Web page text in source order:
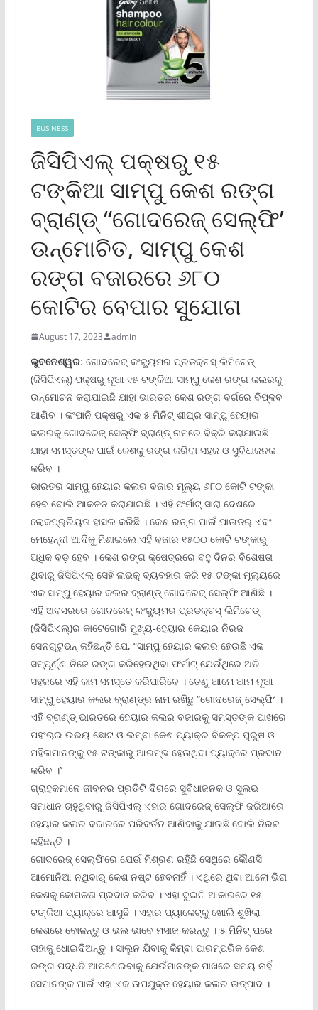
BUSINESS
ଜିସିପିଏଲ୍ ପକ୍ଷରୁ ୧୫
ଟଙ୍କିଆ ସାମ୍ପୁ କେଶ ରଙ୍ଗ
ବ୍ରାଣ୍ଡ୍ “ଗୋଦରେଜ୍ ସେଲ୍‌ଫି’
ଉନ୍ମୋଚିତ, ସାମ୍ପୁ କେଶ
ରଙ୍ଗ ବଜାରରେ ୬୮୦
କୋଟିର ବେପାର ସୁଯୋଗ
August 17, 2023 admin
ଭୁବନେଶ୍ୱର: ଗୋଦରେଜ୍ କଂଜ୍ୟୁମର ପ୍ରଡକ୍ଟସ୍ ଲିମିଟେଡ୍
(ଜିସିପିଏଲ୍‌) ପକ୍ଷରୁ ନୂଆ ୧୫ ଟଙ୍କିଆ ସାମ୍ପୁ କେଶ ରଙ୍ଗ କଲରକୁ
ଉନ୍ମୋଚନ କରାଯାଇଛି ଯାହା ଭାରତର କେଶ ରଙ୍ଗ ବର୍ଗରେ ବିପ୍ଳବ
ଆଣିବ । କଂପାନି ପକ୍ଷରୁ ଏକ ୫ ମିନିଟ୍ ଶୀଘ୍ର ସାମ୍ପୁ ହେୟାର
କଲରକୁ ଗୋଦରେଜ୍ ସେଲ୍‌ଫି ବ୍ରାଣ୍ଡ୍ ନାମରେ ବିକ୍ରି କରାଯାଉଛି
ଯାହା ସମସ୍ତଙ୍କ ପାଇଁ କେଶକୁ ରଙ୍ଗ କରିବା ସହଜ ଓ ସୁବିଧାଜନକ
କରିବ ।
ଭାରତର ସାମ୍ପୁ ହେୟାର କଲର ବଜାର ମୂଲ୍ୟ ୬୮୦ କୋଟି ଟଙ୍କା
ହେବ ବୋଲି ଆକଳନ କରାଯାଇଛି । ଏହି ଫର୍ମାଟ୍ ସାରା ଦେଶରେ
ଲୋକପ୍ର୍ରିୟତା ହାସଲ କରିଛି । କେଶ ରଙ୍ଗ ପାଇଁ ପାଉଡର୍ ଏବଂ
ମେହେନ୍ଦୀ ଆଦିକୁ ମିଶାଇଲେ ଏହି ବଜାର ୧୫୦୦ କୋଟି ଟଙ୍କାରୁ
ଅଧିକ ବଡ଼ ହେବ । କେଶ ରଙ୍ଗ କ୍ଷେତ୍ରରେ ବହୁ ଦିନର ବିଶେଷତା
ଥିବାରୁ ଜିସିପିଏଲ୍ ସେହି ଲାଭକୁ ବ୍ୟବହାର କରି ୧୫ ଟଙ୍କା ମୂଲ୍ୟରେ
ଏକ ସାମ୍ପୁ ହେୟାର କଲର ବ୍ରାଣ୍ଡ୍ ଗୋଦରେଜ୍ ସେଲ୍‌ଫି ଆଣିଛି ।
ଏହି ଅବସରରେ ଗୋଦରେଜ୍ କଂଜ୍ୟୁମର ପ୍ରଡକ୍ଟସ୍ ଲିମିଟେଡ୍
(ଜିସିପିଏଲ୍‌)ର କାଟେଗୋରି ମୁଖ୍ୟ-ହେୟାର କେୟାର ନିରଜ
ସେନଗୁଟୁଭନ୍ କହିଛନ୍ତି ଯେ, “ସାମ୍ପୁ ହେୟାର କଲର ହେଉଛି ଏକ
ସମ୍ପୂର୍ଣ୍ଣ ନିଜେ ରଙ୍ଗ କରିହେଉଥିବା ଫର୍ମାଟ୍ ଯେଉଁଥିରେ ଅତି
ସହଜରେ ଏହି କାମ ସମସ୍ତେ କରିପାରିବେ । ତେଣୁ ଆମେ ଆମ ନୂଆ
ସାମ୍ପୁ ହେୟାର କଲର ବ୍ରାଣ୍ଡ୍‌ର ନାମ ରଖିଛୁ “ଗୋଦରେଜ୍ ସେଲ୍‌ଫି’ ।
ଏହି ବ୍ରାଣ୍ଡ୍ ଭାରତରେ ହେୟାର କଲର ବଜାରକୁ ସମସ୍ତଙ୍କ ପାଖରେ
ପହଂଚାଇ ଉଭୟ ଛୋଟ ଓ ଲମ୍ବା କେଶ ପ୍ୟାକ୍‌ର ବିକଳ୍ପ ପୁରୁଷ ଓ
ମହିଳାମାନଙ୍କୁ ୧୫ ଟଙ୍କାରୁ ଆରମ୍ଭ ହେଉଥିବା ପ୍ୟାକ୍‌ରେ ପ୍ରଦାନ
କରିବ ।’’
ଗ୍ରାହକମାନେ ଜୀବନର ପ୍ରତିଟି ଦିଗରେ ସୁବିଧାଜନକ ଓ ସୁଲଭ
ସମାଧାନ ଚାହୁଥିବାରୁ ଜିସିପିଏଲ୍ ଏହାର ଗୋଦରେଜ୍ ସେଲ୍‌ଫି ଜରିଆରେ
ହେୟାର କଲର ବଜାରରେ ପରିବର୍ତନ ଆଣିବାକୁ ଯାଉଛି ବୋଲି ନିରଜ
କହିଛନ୍ତି ।
ଗୋଦରେଜ୍ ସେଲ୍‌ଫିରେ ଯେଉଁ ମିଶ୍ରଣ ରହିଛି ସେଥିରେ କୌଣସି
ଆମୋନିଆ ନଥିବାରୁ କେଶ ନଷ୍ଟ ହେବନାହିଁ । ଏଥିରେ ଥିବା ଆଲୋ ଭିରା
କେଶକୁ କୋମଳତା ପ୍ରଦାନ କରିବ । ଏହା ଦୁଇଟି ଆକାରରେ ୧୫
ଟଙ୍କିଆ ପ୍ୟାକ୍‌ରେ ଆସୁଛି । ଏହାର ପ୍ୟାକେଟ୍‌କୁ ଖୋଲି ଶୁଖିଲା
କେଶରେ ବୋଳନ୍ତୁ ଓ ଭଲ ଭାବେ ମସାଜ କରନ୍ତୁ । ୫ ମିନିଟ୍ ପରେ
ତାହାକୁ ଧୋଇଦିଅନ୍ତୁ । ସାଲୁନ ଯିବାକୁ କିମ୍ବା ପାରମ୍ପରିକ କେଶ
ରଙ୍ଗ ପଦ୍ଧତି ଆପଣେଇବାକୁ ଯେଉଁମାନଙ୍କ ପାଖରେ ସମୟ ନାହିଁ
ସେମାନଙ୍କ ପାଇଁ ଏହା ଏକ ଉପଯୁକ୍ତ ହେୟାର କଲର ଉତ୍ପାଦ ।